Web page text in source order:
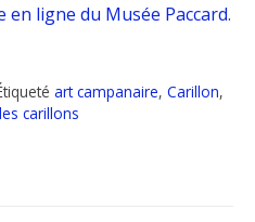
en ligne du Musée Paccard.
art campanaire, Carillon,
carillons